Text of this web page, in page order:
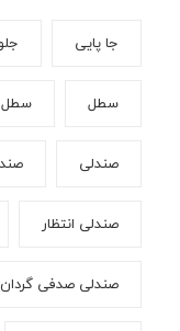
جا پایی
سطل سطل
صندلی
صندلی انتظار
صندلی صدفی گردان